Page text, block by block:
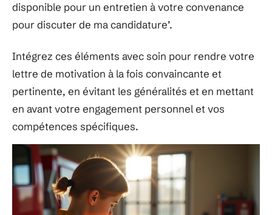
disponible pour un entretien à votre convenance
pour discuter de ma candidature’.
Intégrez ces éléments avec soin pour rendre votre
lettre de motivation à la fois convaincante et
pertinente, en évitant les généralités et en mettant
en avant votre engagement personnel et vos
compétences spécifiques.